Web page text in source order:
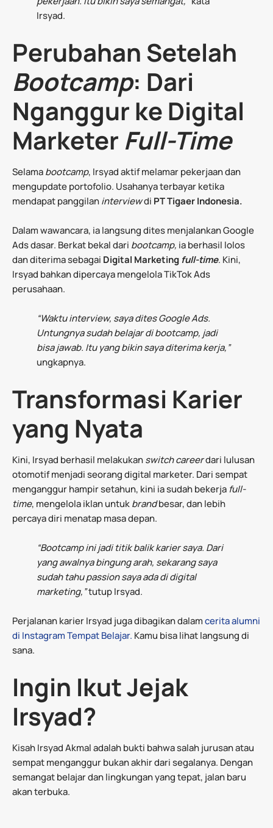
Irsyad.
Perubahan Setelah
Bootcamp: Dari
Nganggur ke Digital
Marketer Full-Time
Selamabootcamp, Irsyad aktif melamar pekerjaan dan
mengupdate portofolio. Usahanya terbayar ketika
mendapat panggilaninterviewdi PT Tigaer Indonesia.
Dalam wawancara, ia langsung dites menjalankan Google
Ads dasar. Berkat bekal dari bootcamp, ia berhasil lolos
dan diterima sebagai Digital Marketingfull-time. Kini,
Irsyad bahkan dipercaya mengelola TikTok Ads
perusahaan.
“Waktu interview, saya dites Google Ads.
Untungnya sudah belajar di bootcamp, jadi
bisa jawab. Itu yang bikin saya diterima kerja,”
ungkapnya.
Transformasi Karier
yang Nyata
Kini, Irsyad berhasil melakukanswitch careerdari lulusan
otomotif menjadi seorang digital marketer. Dari sempat
menganggur hampir setahun, kini ia sudah bekerja full-
time, mengelola iklan untukbrandbesar, dan lebih
percaya diri menatap masa depan.
“Bootcamp ini jadi titik balik karier saya. Dari
yang awalnya bingung arah, sekarang saya
sudah tahu passion saya ada di digital
marketing,”tutup Irsyad.
Perjalanan karier Irsyad juga dibagikan dalamcerita alumni
di Instagram Tempat Belajar. Kamu bisa lihat langsung di
sana.
Ingin Ikut Jejak
Irsyad?
Kisah Irsyad Akmal adalah bukti bahwa salah jurusan atau
sempat menganggur bukan akhir dari segalanya. Dengan
semangat belajar dan lingkungan yang tepat, jalan baru
akan terbuka.